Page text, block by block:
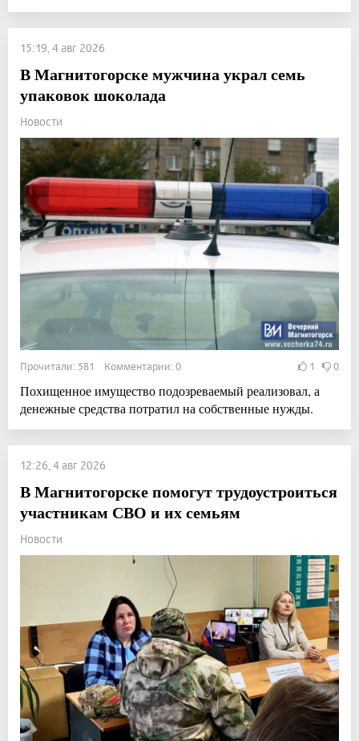
15:19, 4 авг 2026
В Магнитогорске мужчина украл семь
упаковок шоколада
Новости
Прочитали: 581 Комментарии: 0 1 0
Похищенное имущество подозреваемый реализовал, а
денежные средства потратил на собственные нужды.
12:26, 4 авг 2026
В Магнитогорске помогут трудоустроиться
участникам СВО и их семьям
Новости